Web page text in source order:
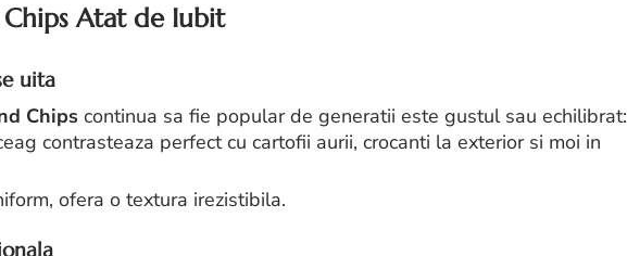
Chips Atat de Iubit
uita
Chips continua sa fie popular de generatii este gustul sau echilibrat:
contrasteaza perfect cu cartofii aurii, crocanti la exterior si moi in
ofera o textura irezistibila.